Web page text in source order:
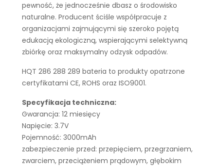
pewność, że jednocześnie dbasz o środowisko
naturalne. Producent ściśle współpracuje z
organizacjami zajmującymi się szeroko pojętą
edukacją ekologiczną, wspierającymi selektywną
zbiórkę oraz maksymalny odzysk odpadów.
HQT 286 288 289 bateria to produkty opatrzone
certyfikatami CE, ROHS oraz ISO9001.
Specyfikacja techniczna:
Gwarancja: 12 miesięcy
Napięcie: 3.7V
Pojemność: 3000mAh
zabezpieczenie przed: przepięciem, przegrzaniem,
zwarciem, przeciążeniem prądowym, głębokim